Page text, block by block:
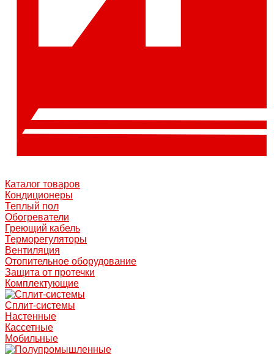
Каталог товаров
Кондиционеры
Теплый пол
Обогреватели
Греющий кабель
Терморегуляторы
Вентиляция
Отопительное оборудование
Защита от протечки
Комплектующие
Сплит-системы
Настенные
Кассетные
Мобильные